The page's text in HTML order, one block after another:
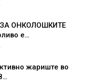
ОНКОЛОШКИТЕ
е…
жариште во